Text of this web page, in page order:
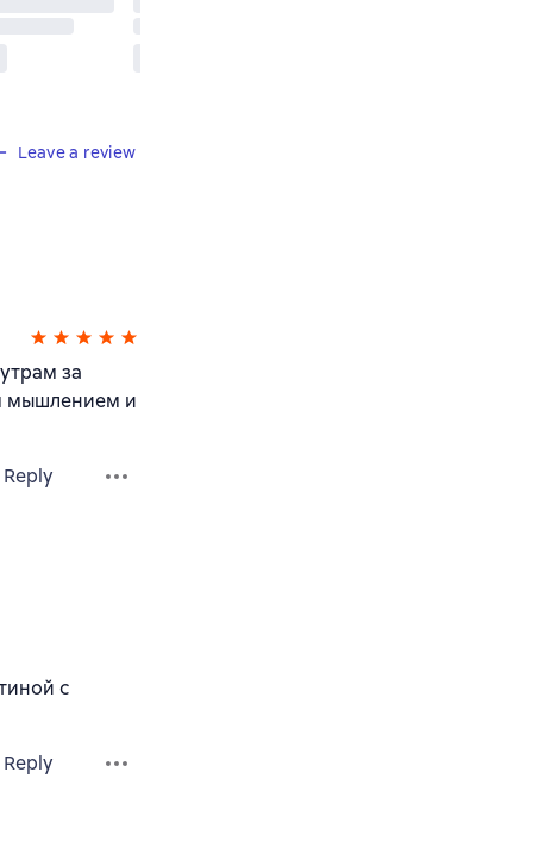
Leave a review
за
мышлением и
Reply
с
Reply